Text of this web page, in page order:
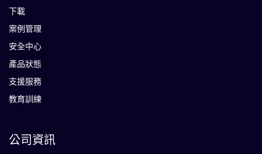
下載
案例管理
安全中心
產品狀態
支援服務
教育訓練
公司資訊